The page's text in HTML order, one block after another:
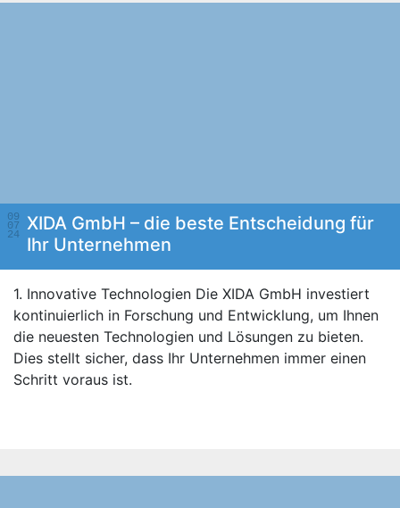
09
07
24
XIDA GmbH – die beste Entscheidung für
Ihr Unternehmen
1. Innovative Technologien Die XIDA GmbH investiert
kontinuierlich in Forschung und Entwicklung, um Ihnen
die neuesten Technologien und Lösungen zu bieten.
Dies stellt sicher, dass Ihr Unternehmen immer einen
Schritt voraus ist.